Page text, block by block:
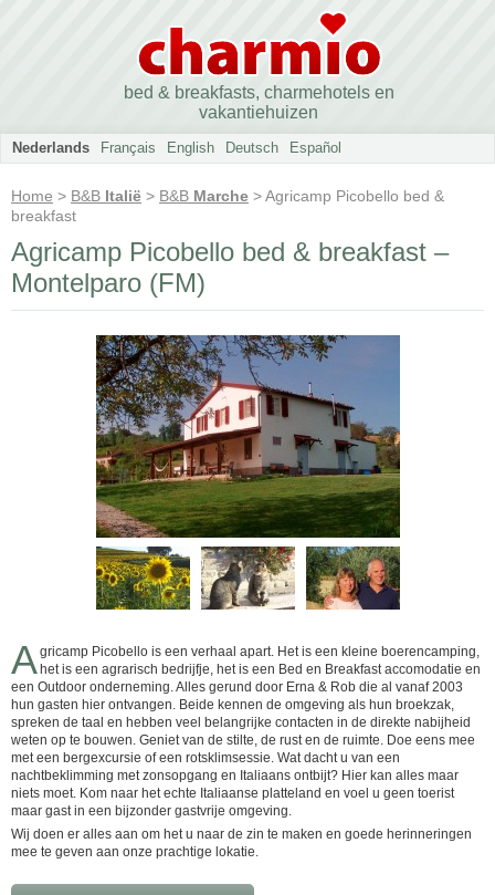
bed & breakfasts, charmehotels en
vakantiehuizen
Nederlands Français English Deutsch Español
Home > B&B Italië > B&B Marche > Agricamp Picobello bed &
breakfast
Agricamp Picobello bed & breakfast –
Montelparo (FM)
Agricamp Picobello is een verhaal apart. Het is een kleine boerencamping,
het is een agrarisch bedrijfje, het is een Bed en Breakfast accomodatie en
een Outdoor onderneming. Alles gerund door Erna & Rob die al vanaf 2003
hun gasten hier ontvangen. Beide kennen de omgeving als hun broekzak,
spreken de taal en hebben veel belangrijke contacten in de direkte nabijheid
weten op te bouwen. Geniet van de stilte, de rust en de ruimte. Doe eens mee
met een bergexcursie of een rotsklimsessie. Wat dacht u van een
nachtbeklimming met zonsopgang en Italiaans ontbijt? Hier kan alles maar
niets moet. Kom naar het echte Italiaanse platteland en voel u geen toerist
maar gast in een bijzonder gastvrije omgeving.
Wij doen er alles aan om het u naar de zin te maken en goede herinneringen
mee te geven aan onze prachtige lokatie.